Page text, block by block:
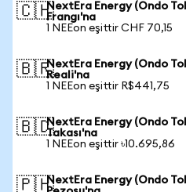
🇨🇭NextEra Energy (Ondo
Frangı'na
1 NEEon eşittir CHF 70,15
🇧🇷NextEra Energy (Ondo
Reali'na
1 NEEon eşittir R$441,75
🇧🇩NextEra Energy (Ondo
Takası'na
1 NEEon eşittir ৳10.695,86
🇵🇭NextEra Energy (Ondo